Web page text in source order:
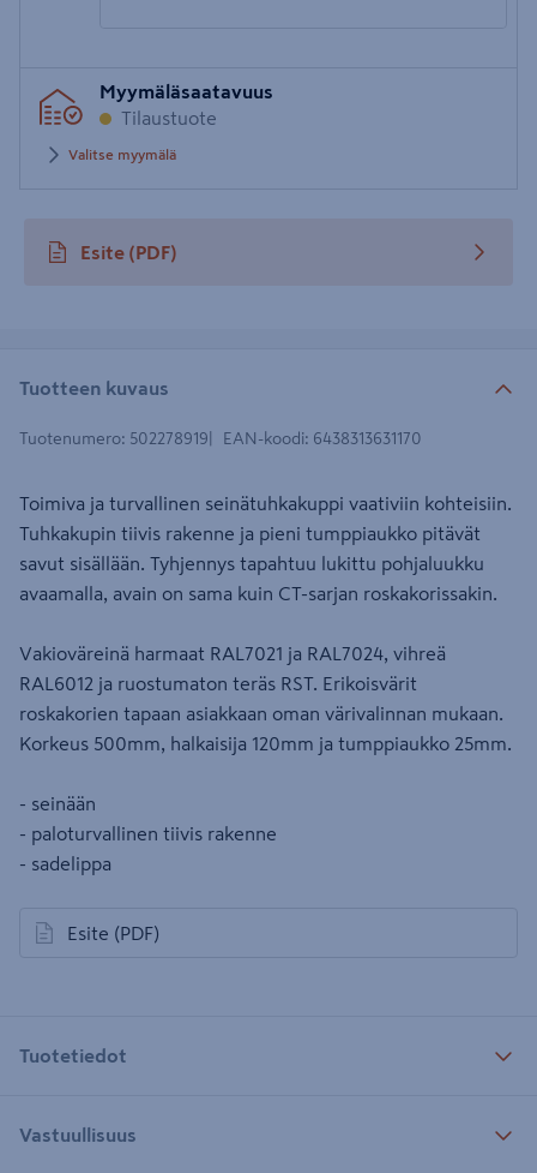
postinumero
Myymäläsaatavuus
Tilaustuote
Valitse myymälä
Esite (PDF)
avautuu uuteen välilehteen
Tuotteen kuvaus
Tuotenumero: 502278919 EAN-koodi: 6438313631170
Toimiva ja turvallinen seinätuhkakuppi vaativiin kohteisiin.
Tuhkakupin tiivis rakenne ja pieni tumppiaukko pitävät
savut sisällään. Tyhjennys tapahtuu lukittu pohjaluukku
avaamalla, avain on sama kuin CT-sarjan roskakorissakin.
Vakioväreinä harmaat RAL7021 ja RAL7024, vihreä
RAL6012 ja ruostumaton teräs RST. Erikoisvärit
roskakorien tapaan asiakkaan oman värivalinnan mukaan.
Korkeus 500mm, halkaisija 120mm ja tumppiaukko 25mm.
- seinään
- paloturvallinen tiivis rakenne
- sadelippa
Esite (PDF)
avautuu uuteen välilehteen
Tuotetiedot
Vastuullisuus